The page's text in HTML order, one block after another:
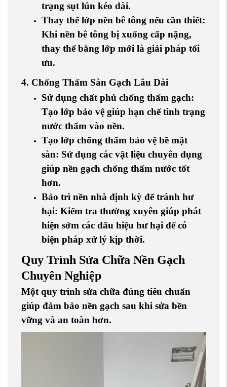
trạng sụt lún kéo dài.
Thay thế lớp nền bê tông nếu cần thiết:
Khi nền bê tông bị xuống cấp nặng,
thay thế bằng lớp mới là giải pháp tối
ưu.
4. Chống Thấm Sàn Gạch Lâu Dài
Sử dụng chất phủ chống thấm gạch:
Tạo lớp bảo vệ giúp hạn chế tình trạng
nước thấm vào nền.
Tạo lớp chống thấm bảo vệ bề mặt
sàn: Sử dụng các vật liệu chuyên dụng
giúp nền gạch chống thấm nước tốt
hơn.
Bảo trì nền nhà định kỳ để tránh hư
hại: Kiểm tra thường xuyên giúp phát
hiện sớm các dấu hiệu hư hại để có
biện pháp xử lý kịp thời.
Quy Trình Sửa Chữa Nền Gạch
Chuyên Nghiệp
Một quy trình sửa chữa đúng tiêu chuẩn
giúp đảm bảo nền gạch sau khi sửa bền
vững và an toàn hơn.